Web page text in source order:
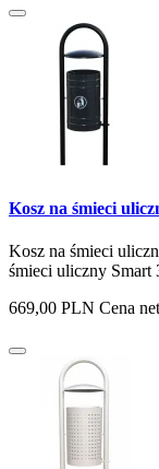
Kosz na śmieci
Kosz na śmieci
śmieci uliczny Smart
669,00 PLN Cena